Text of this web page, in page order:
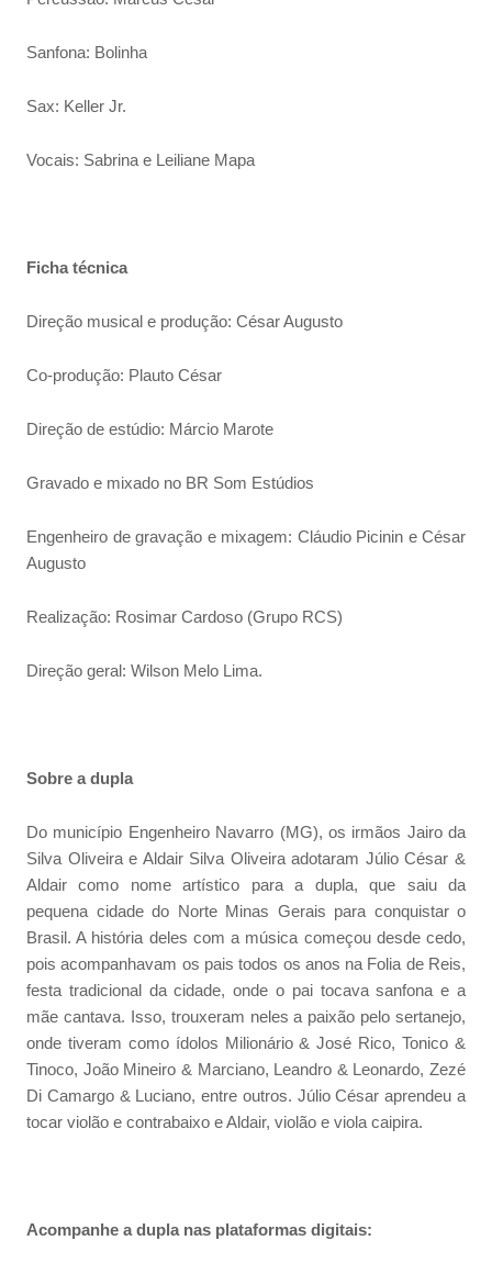
Sanfona: Bolinha
Sax: Keller Jr.
Vocais: Sabrina e Leiliane Mapa
Ficha técnica
Direção musical e produção: César Augusto
Co-produção: Plauto César
Direção de estúdio: Márcio Marote
Gravado e mixado no BR Som Estúdios
Engenheiro de gravação e mixagem: Cláudio Picinin e César
Augusto
Realização: Rosimar Cardoso (Grupo RCS)
Direção geral: Wilson Melo Lima.
Sobre a dupla
Do município Engenheiro Navarro (MG), os irmãos Jairo da
Silva Oliveira e Aldair Silva Oliveira adotaram Júlio César &
Aldair como nome artístico para a dupla, que saiu da
pequena cidade do Norte Minas Gerais para conquistar o
Brasil. A história deles com a música começou desde cedo,
pois acompanhavam os pais todos os anos na Folia de Reis,
festa tradicional da cidade, onde o pai tocava sanfona e a
mãe cantava. Isso, trouxeram neles a paixão pelo sertanejo,
onde tiveram como ídolos Milionário & José Rico, Tonico &
Tinoco, João Mineiro & Marciano, Leandro & Leonardo, Zezé
Di Camargo & Luciano, entre outros. Júlio César aprendeu a
tocar violão e contrabaixo e Aldair, violão e viola caipira.
Acompanhe a dupla nas plataformas digitais: